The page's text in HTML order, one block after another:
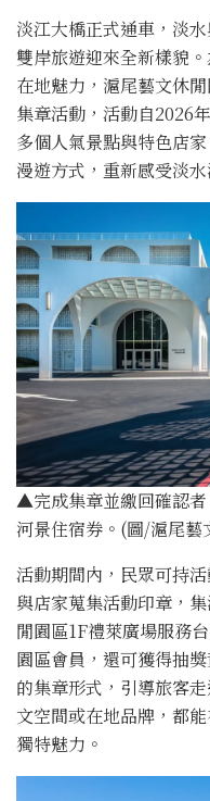
淡江大橋正式通車，淡
雙岸旅遊迎來全新樣貌
在地魅力，滬尾藝文休
集章活動，活動自2026
多個人氣景點與特色店
漫遊方式，重新感受淡
▲完成集章並繳回確認
河景住宿券。(圖/滬尾藝
活動期間內，民眾可持
與店家蒐集活動印章，
閒園區1F禮萊廣場服務
園區會員，還可獲得抽
的集章形式，引導旅客
文空間或在地品牌，都
獨特魅力。